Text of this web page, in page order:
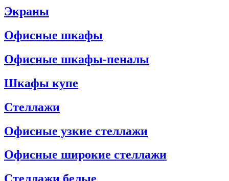
Экраны
Офисные шкафы
Офисные шкафы-пеналы
Шкафы купе
Стеллажи
Офисные узкие стеллажи
Офисные широкие стеллажи